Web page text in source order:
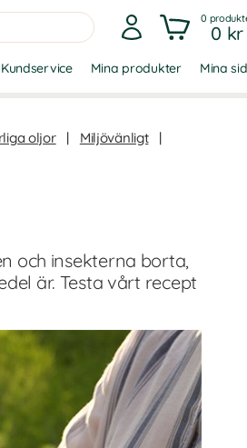
0
0 kr
Kundservice Mina produkter Mina
oljor | Miljövänligt
|
och insekterna borta,
är. Testa vårt recept